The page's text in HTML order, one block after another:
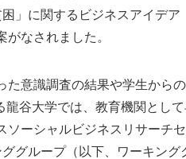
」に関するビジネスアイデア
なされました。
意識調査の結果や学生から
谷大学では、教育機関とし
ソーシャルビジネスリサーチ
グループ（以下、ワーキング